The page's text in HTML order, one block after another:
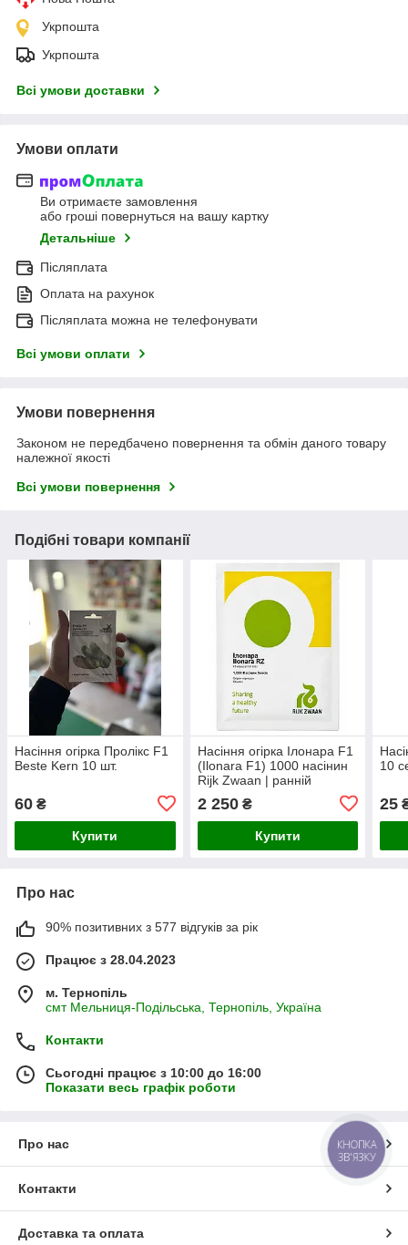
Укрпошта
Укрпошта
Всі умови доставки
Умови оплати
Ви отримаєте замовлення
або гроші повернуться на вашу картку
Детальніше
Післяплата
Оплата на рахунок
Післяплата можна не телефонувати
Всі умови оплати
Умови повернення
Законом не передбачено повернення та обмін даного товару
належної якості
Всі умови повернення
Подібні товари компанії
Насіння огірка Пролікс F1
Beste Kern 10 шт.
60 ₴
Купити
Насіння огірка Ілонара F1
(Ilonara F1) 1000 насінин
Rijk Zwaan | ранній
партенокарпічний гібрид
для теплиць
2 250₴
Купити
10
25
Про нас
90% позитивних з 577 відгуків за рік
Працює з 28.04.2023
м. Тернопіль
смт Мельниця-Подільська, Тернопіль, Україна
Контакти
Сьогодні працює з 10:00 до 16:00
Показати весь графік роботи
Про нас
Контакти
Доставка та оплата
КНОПКА
ЗВ'ЯЗКУ